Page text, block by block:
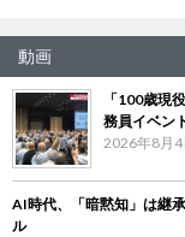
動画
「100歳現
務員イベン
2026年8月4
AI時代、「暗黙知」は継
ル